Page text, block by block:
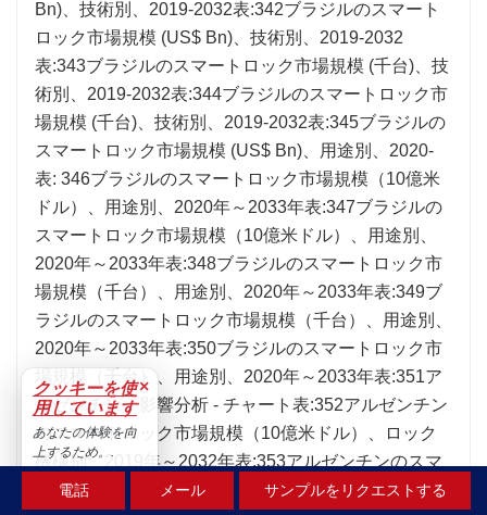
電話 メール サンプルをリクエストする
クッキーを使
用しています
×
あなたの体験を向
上するため。.
受け入れる